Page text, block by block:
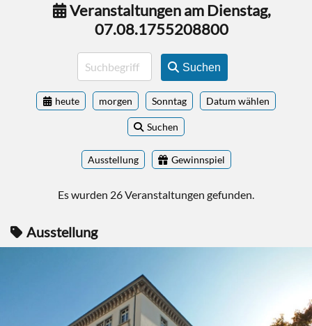
Veranstaltungen am Dienstag,
07.08.1755208800
Suchen
heute morgen Sonntag Datum wählen
Suchen
Ausstellung Gewinnspiel
Es wurden 26 Veranstaltungen gefunden.
Ausstellung